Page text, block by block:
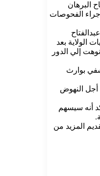
البرهان
الفحوصات
الولاية بعد
إلي الدور
بوارث
أجل النهوض
أنه سيسهم
المزيد من